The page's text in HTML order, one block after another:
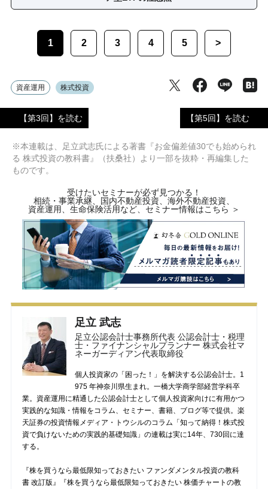
1 2 3 4 5 >
資産運用 株式投資
【第3回】を読む 【第5回】を読む
※本連載は、足立武志氏による著書『お金偏差値30でも始められ
る 株式投資の教科書』（扶桑社）より一部を抜粋・再編集した
ものです。
受けたいセミナーが必ず見つかる！
相続・事業承継、国内不動産投資、海外不動産投資、
資産運用、生命保険活用など、セミナー情報はこちら ＞
足立 武志
足立公認会計士事務所代表 公認会計士・税理
士・ファイナンシャルプランナー 株式会社マ
ネーガーディアン代表取締役
個人投資家の「困った！」を解決する公認会計士。1
975 年神奈川県生まれ。一橋大学商学部経営学科卒
業。資産運用に精通した公認会計士として個人投資家向けに有用かつ
実践的な知識・情報をコラム、セミナー、書籍、ブログ等で提供。楽
天証券の投資情報メディア・トウシルのコラム「知って納得！株式投
資で負けないための実践的基礎知識」の連載は実に14年、730回に達
する。
『株を買うなら最低限知っておきたい ファンダメンタル投資の教科
書 改訂版』『株を買うなら最低限知っておきたい 株価チャートの教